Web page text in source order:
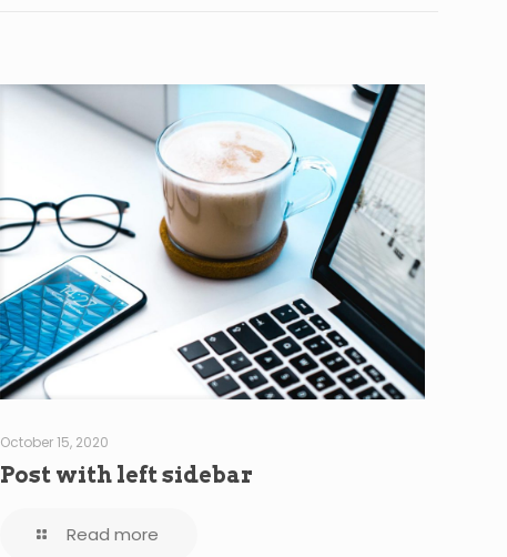
October 15, 2020
Post with left sidebar
Read more